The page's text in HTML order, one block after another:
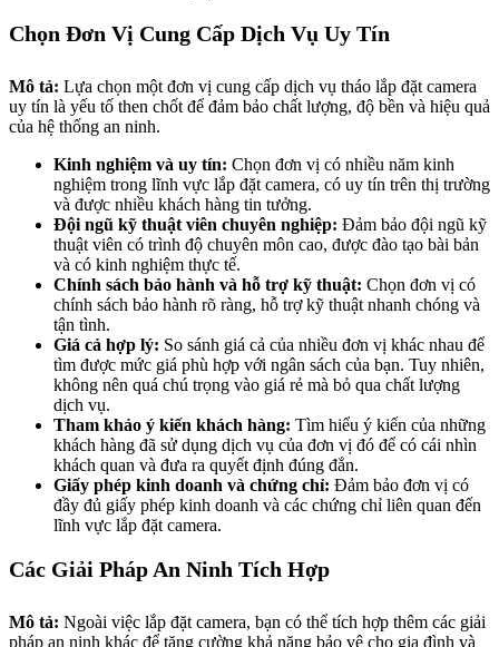
Chọn Đơn Vị Cung Cấp Dịch Vụ Uy Tín
Mô tả: Lựa chọn một đơn vị cung cấp dịch vụ tháo lắp đặt camera
uy tín là yếu tố then chốt để đảm bảo chất lượng, độ bền và hiệu quả
của hệ thống an ninh.
Kinh nghiệm và uy tín: Chọn đơn vị có nhiều năm kinh
nghiệm trong lĩnh vực lắp đặt camera, có uy tín trên thị trường
và được nhiều khách hàng tin tưởng.
Đội ngũ kỹ thuật viên chuyên nghiệp: Đảm bảo đội ngũ kỹ
thuật viên có trình độ chuyên môn cao, được đào tạo bài bản
và có kinh nghiệm thực tế.
Chính sách bảo hành và hỗ trợ kỹ thuật: Chọn đơn vị có
chính sách bảo hành rõ ràng, hỗ trợ kỹ thuật nhanh chóng và
tận tình.
Giá cả hợp lý: So sánh giá cả của nhiều đơn vị khác nhau để
tìm được mức giá phù hợp với ngân sách của bạn. Tuy nhiên,
không nên quá chú trọng vào giá rẻ mà bỏ qua chất lượng
dịch vụ.
Tham khảo ý kiến khách hàng: Tìm hiểu ý kiến của những
khách hàng đã sử dụng dịch vụ của đơn vị đó để có cái nhìn
khách quan và đưa ra quyết định đúng đắn.
Giấy phép kinh doanh và chứng chỉ: Đảm bảo đơn vị có
đầy đủ giấy phép kinh doanh và các chứng chỉ liên quan đến
lĩnh vực lắp đặt camera.
Các Giải Pháp An Ninh Tích Hợp
Mô tả: Ngoài việc lắp đặt camera, bạn có thể tích hợp thêm các giải
pháp an ninh khác để tăng cường khả năng bảo vệ cho gia đình và